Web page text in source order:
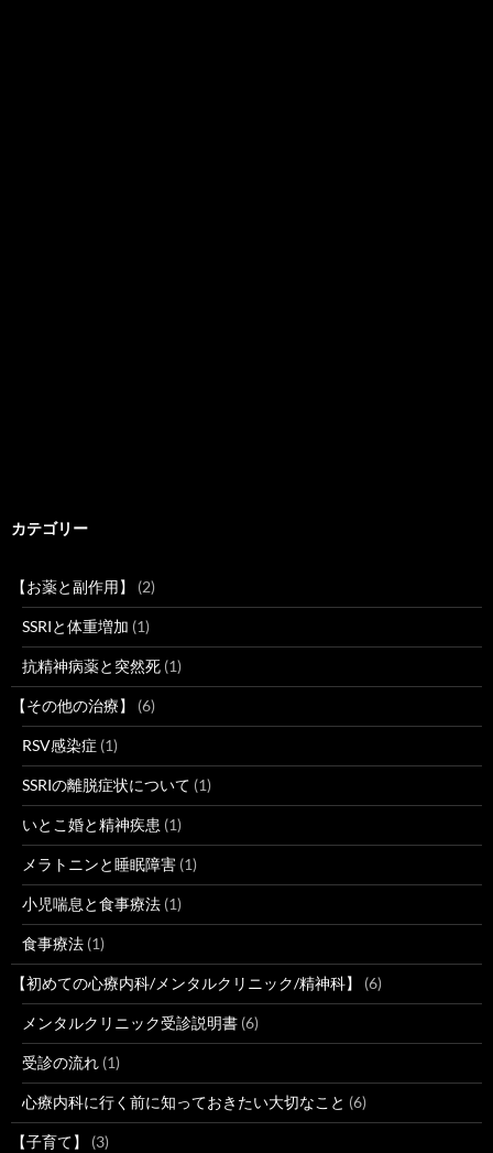
カテゴリー
【お薬と副作用】 (2)
SSRIと体重増加 (1)
抗精神病薬と突然死 (1)
【その他の治療】 (6)
RSV感染症 (1)
SSRIの離脱症状について (1)
いとこ婚と精神疾患 (1)
メラトニンと睡眠障害 (1)
小児喘息と食事療法 (1)
食事療法 (1)
【初めての心療内科/メンタルクリニック/精神科】 (6)
メンタルクリニック受診説明書 (6)
受診の流れ (1)
心療内科に行く前に知っておきたい大切なこと (6)
【子育て】 (3)